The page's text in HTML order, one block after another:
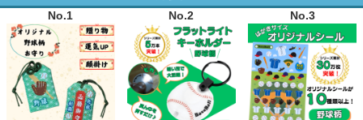
No.1 No.2 No.3